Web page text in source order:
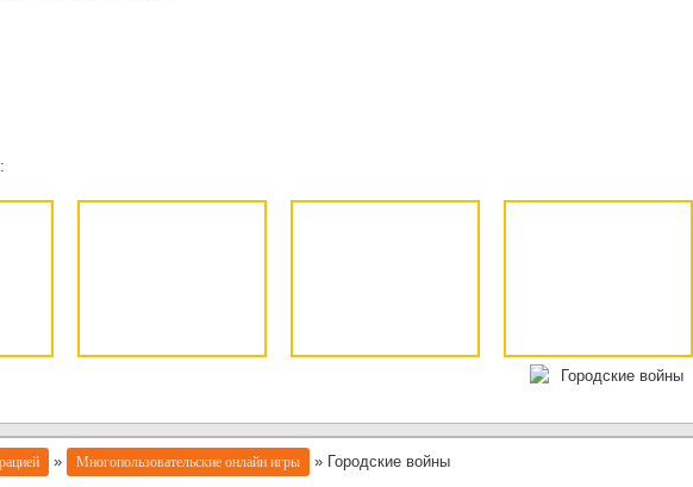
» Многопользовательские онлайн игры » Городские войны